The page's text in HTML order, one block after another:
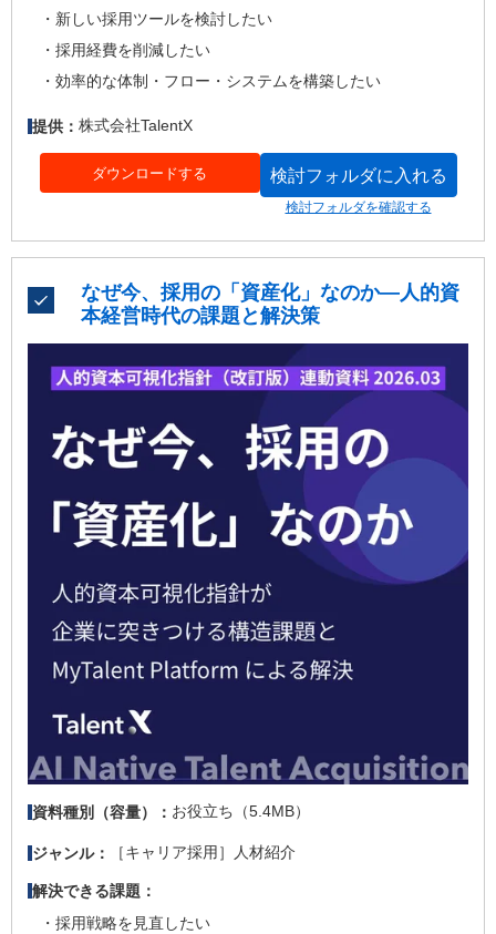
新しい採用ツールを検討したい
採用経費を削減したい
効率的な体制・フロー・システムを構築したい
提供： 株式会社TalentX
ダウンロードする 検討フォルダに入れる
検討フォルダを確認する
なぜ今、採用の「資産化」なのか―人的資
本経営時代の課題と解決策
資料種別（容量）： お役立ち（5.4MB）
ジャンル： ［キャリア採用］人材紹介
解決できる課題：
採用戦略を見直したい